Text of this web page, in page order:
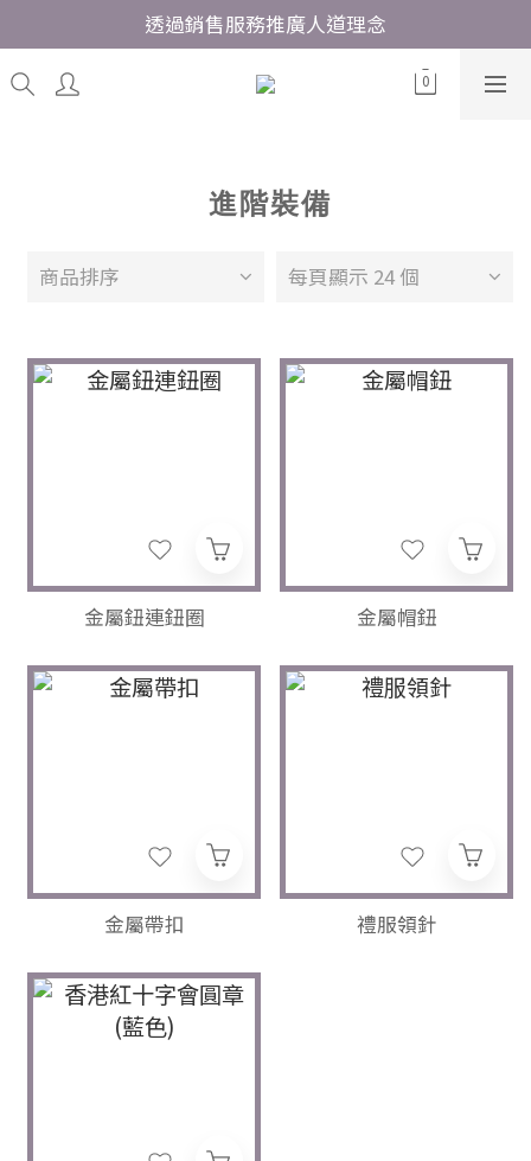
透過銷售服務推廣人道理念
進階裝備
商品排序 每頁顯示 24 個
金屬鈕連鈕圈 金屬帽鈕
金屬帶扣 禮服領針